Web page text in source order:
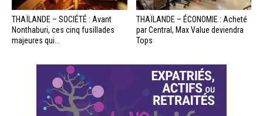
THAÏLANDE – SOCIÉTÉ : Avant
Nonthaburi, ces cinq fusillades
majeures qui...
THAÏLANDE – ÉCONOMIE : Acheté
par Central, Max Value deviendra
Tops